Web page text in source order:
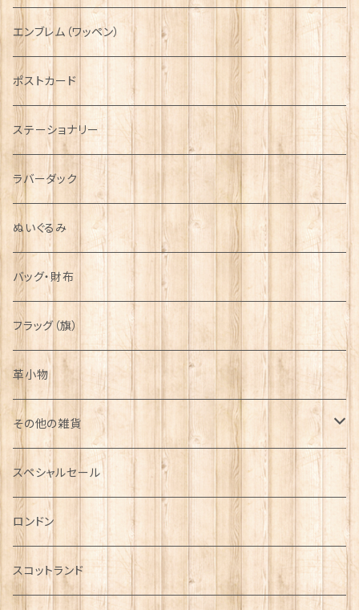
国旗＆紋章
音楽＆楽器
運動＆人物
シンボル
AIRFORCE
ARMY
エンブレム（ワッペン）
ポストカード
ステーショナリー
ラバーダック
ぬいぐるみ
バッグ・財布
フラッグ（旗）
革小物
その他の雑貨
ミニカー
チャーム
犬グッズ
スペシャルセール
ロンドン
スコットランド